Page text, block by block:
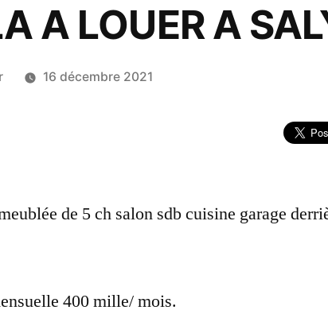
A LOUER A
16 décembre 2021
de 5 ch salon sdb cuisine garage
400 mille/ mois.